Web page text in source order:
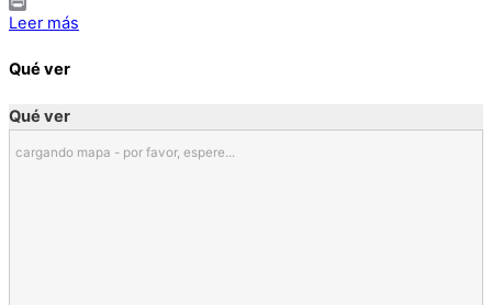
Print
Leer más
Qué ver
Qué ver
cargando mapa - por favor, espere...